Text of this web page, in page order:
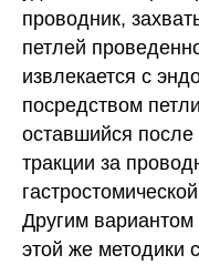
проводник,
петлей
извлекается с
посредством
оставшийся
тракции за
Другим
этой же методики